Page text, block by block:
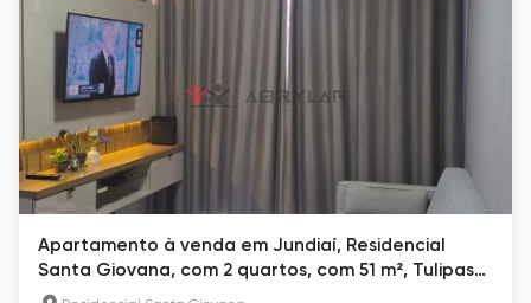
Apartamento à venda em Jundiaí, Residencial
Santa Giovana, com 2 quartos, com 51 m², Tulipas
Garden